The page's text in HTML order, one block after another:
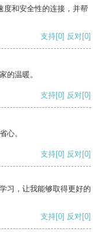
度和安全性的连接，并帮
支持[0] 反对[0]
的温暖。
支持[0] 反对[0]
心。
支持[0] 反对[0]
习，让我能够取得更好的
支持[0] 反对[0]